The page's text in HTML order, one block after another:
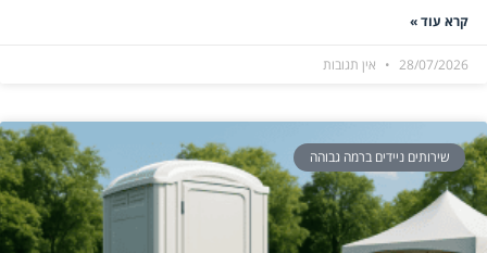
קרא עוד »
28/07/2026 אין תגובות
שירותים ניידים ברמה גבוהה